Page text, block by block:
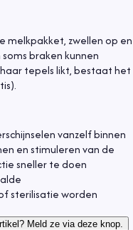
melkpakket, zwellen op en
braken kunnen
tepels likt, bestaat het
vanzelf binnen
en stimuleren van de
sneller te doen
sterilisatie worden
Meld ze via deze knop.